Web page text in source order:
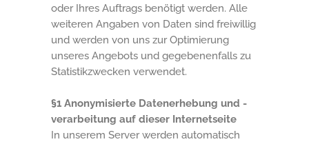
oder Ihres Auftrags benötigt werden. Alle
weiteren Angaben von Daten sind freiwillig
und werden von uns zur Optimierung
unseres Angebots und gegebenenfalls zu
Statistikzwecken verwendet.
§1 Anonymisierte Datenerhebung und -
verarbeitung auf dieser Internetseite
In unserem Server werden automatisch